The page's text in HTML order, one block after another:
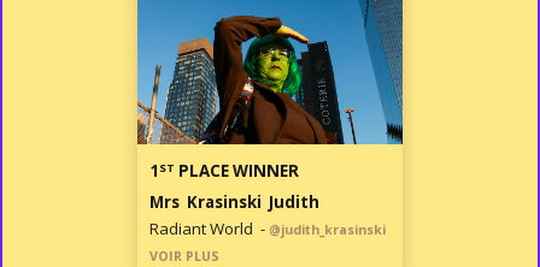
1 ST PLACE WINNER
Mrs Krasinski Judith
Radiant World - @judith_krasinski
VOIR PLUS